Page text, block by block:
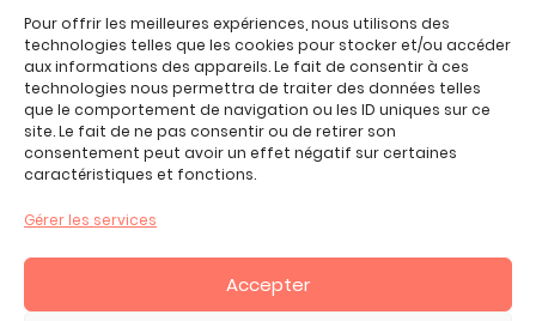
Pour offrir les meilleures expériences, nous utilisons des
technologies telles que les cookies pour stocker et/ou accéder
aux informations des appareils. Le fait de consentir à ces
technologies nous permettra de traiter des données telles
que le comportement de navigation ou les ID uniques sur ce
site. Le fait de ne pas consentir ou de retirer son
consentement peut avoir un effet négatif sur certaines
caractéristiques et fonctions.
Gérer les services
Accepter
Jeux enfant 7 ans
Jeux enfant 8 ans
Jeux enfant 9 ans
Jeux enfant 10 ans
Jeux enfant 11 ans
Jeux enfant 12 ans
Promos jeux de loisirs créatifs
Plan du site
Contact